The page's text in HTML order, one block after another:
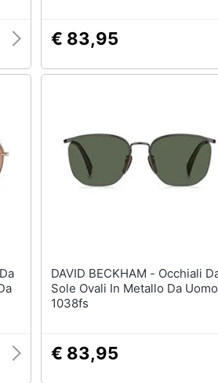
€ 83,95
DAVID BECKHAM - Occhiali Da
Sole Ovali In Metallo Da Uomo
1038fs
€ 83,95